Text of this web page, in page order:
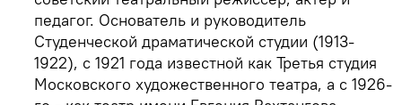
педагог. Основатель и руководитель
Студенческой драматической студии (1913-
1922), с 1921 года известной как Третья студия
Московского художественного театра, а с 1926-